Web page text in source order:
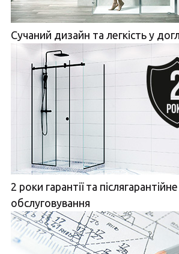
Сучаний дизайн та легкість у
2 роки гарантії та
обслуговування